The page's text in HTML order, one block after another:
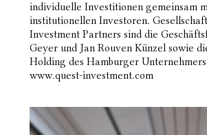
individuelle Investitionen gemeinsam
institutionellen Investoren.
Investment Partners sind die
Geyer und Jan Rouven Künzel sowie
Holding des Hamburger
www.quest-investment.com